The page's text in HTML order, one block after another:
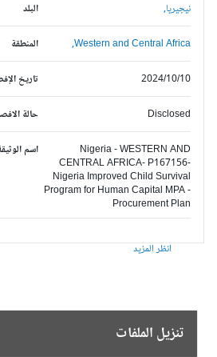
البلد نيجيريا,
المنطقة Western and Central Africa,
تاريخ الإفصاح 2024/10/10
حالة الافصاح Disclosed
اسم الوثيقة
Nigeria - WESTERN AND
CENTRAL AFRICA- P167156-
Nigeria Improved Child Survival
Program for Human Capital MPA -
Procurement Plan
انظر المزيد
تنزيل الملفات